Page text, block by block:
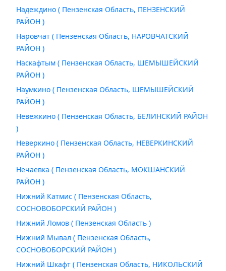
Надеждино ( Пензенская Область, ПЕНЗЕНСКИЙ
РАЙОН )
Наровчат ( Пензенская Область, НАРОВЧАТСКИЙ
РАЙОН )
Наскафтым ( Пензенская Область, ШЕМЫШЕЙСКИЙ
РАЙОН )
Наумкино ( Пензенская Область, ШЕМЫШЕЙСКИЙ
РАЙОН )
Невежкино ( Пензенская Область, БЕЛИНСКИЙ РАЙОН
)
Неверкино ( Пензенская Область, НЕВЕРКИНСКИЙ
РАЙОН )
Нечаевка ( Пензенская Область, МОКШАНСКИЙ
РАЙОН )
Нижний Катмис ( Пензенская Область,
СОСНОВОБОРСКИЙ РАЙОН )
Нижний Ломов ( Пензенская Область )
Нижний Мывал ( Пензенская Область,
СОСНОВОБОРСКИЙ РАЙОН )
Нижний Шкафт ( Пензенская Область, НИКОЛЬСКИЙ